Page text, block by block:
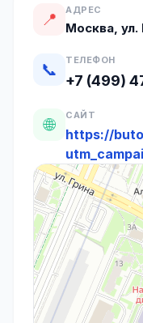
📍 АДРЕС
Москва, ул.
📞 ТЕЛЕФОН
+7 (499)
🌐 САЙТ
https://